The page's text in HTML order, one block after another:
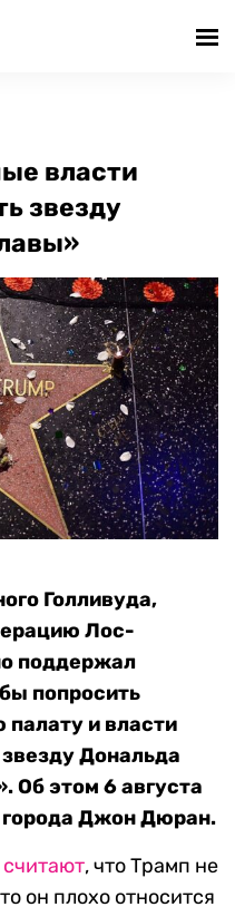
власти
звезду
Голливуда,
Лос-
поддержал
попросить
и власти
Дональда
Об этом 6 августа
города Джон Дюран.
считают, что Трамп не
он плохо относится